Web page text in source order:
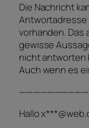
Die Nachricht
Antwortadresse
vorhanden. Das
gewisse
nicht antworten
Auch wenn es
Hallo